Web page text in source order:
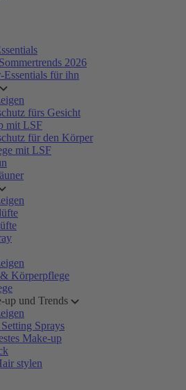
2026
Essentials für ihn
fürs Gesicht
mit LSF
für den Körper
mit LSF
Körperpflege
up und Trends
Sprays
Make-up
stylen